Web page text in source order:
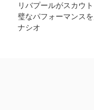
リバプールがスカウ
璧なパフォーマンス
ナシオ